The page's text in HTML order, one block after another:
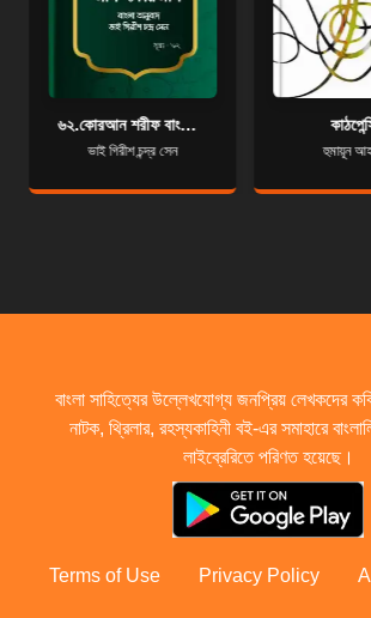
৬২.কোরআন শরীফ বাংলা অনুবাদ - সূরা আল-জুমুআ
ভাই গিরীশ চন্দ্র সেন হুমায়ূন
বাংলা সাহিত্যের উল্লেখযোগ্য জনপ্রিয় লেখকদের
নাটক, থ্রিলার, রহস্যকাহিনী বই-এর সমাহারে
লাইব্রেরিতে পরিণত হয়েছে।
Terms of Use Privacy Policy